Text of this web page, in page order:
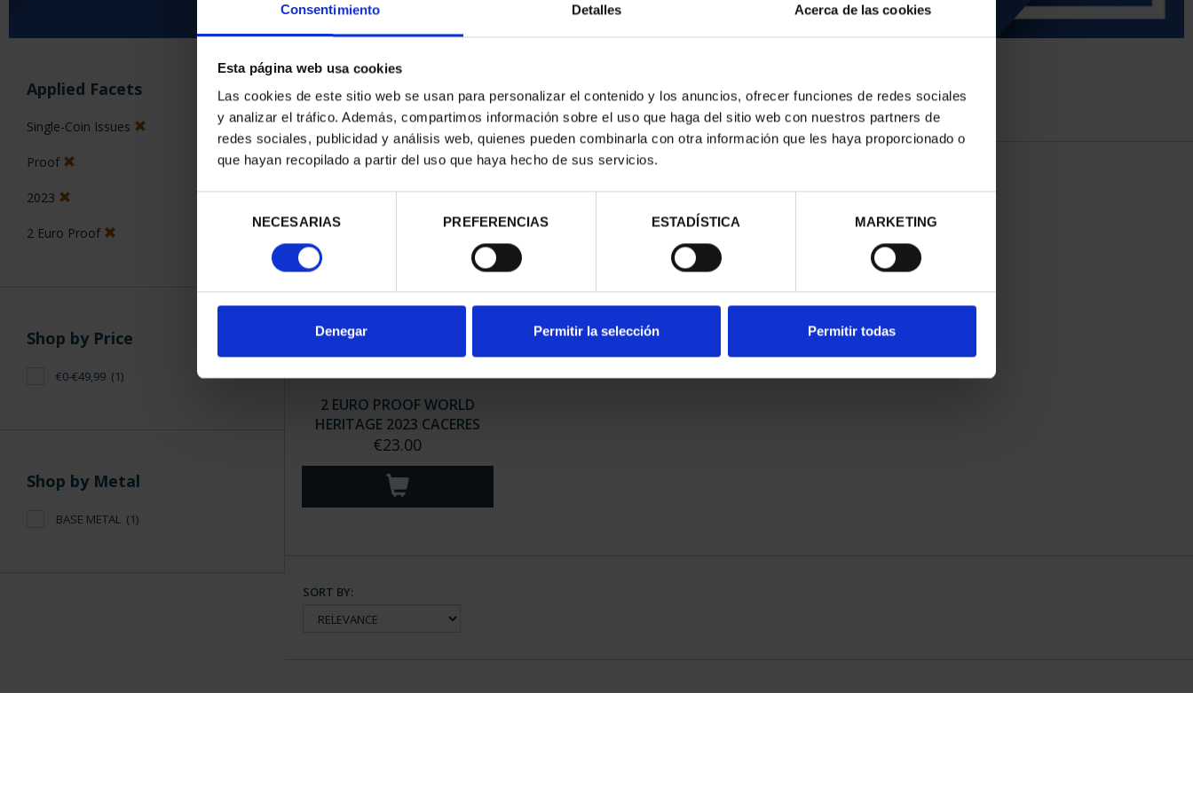
Consentimiento Detalles Acerca de las cookies
Esta página web usa cookies
Las cookies de este sitio web se usan para personalizar el contenido y los anuncios, ofrecer funciones de redes sociales
y analizar el tráfico. Además, compartimos información sobre el uso que haga del sitio web con nuestros partners de
redes sociales, publicidad y análisis web, quienes pueden combinarla con otra información que les haya proporcionado o
que hayan recopilado a partir del uso que haya hecho de sus servicios.
consentimiento
NECESARIAS PREFERENCIAS ESTADÍSTICA MARKETING
Denegar Permitir la selección Permitir todas
Applied Facets
Single-Coin Issues
Proof
2023
2 Euro Proof
Shop by Price
€0-€49,99 (1)
Shop by Metal
BASE METAL (1)
SORT BY:
1 Products found
2 EURO PROOF WORLD
HERITAGE 2023 CACERES
€23.00
SORT BY: